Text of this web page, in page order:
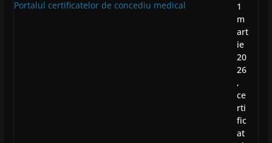
1
m
art
ie
20
26
,
ce
rti
fic
at